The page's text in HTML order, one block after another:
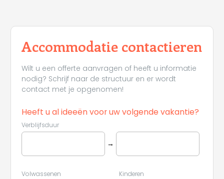
Accommodatie contactieren
Wilt u een offerte aanvragen of heeft u informatie
nodig? Schrijf naar de structuur en er wordt
contact met je opgenomen!
Heeft u al ideeën voor uw volgende vakantie?
Verblijfsduur
→
Volwassenen Kinderen